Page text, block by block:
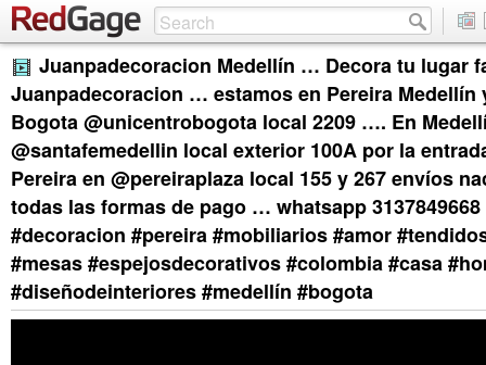
Juanpadecoracion Medellín … Decora tu lugar
Juanpadecoracion … estamos en Pereira Medellín
Bogota @unicentrobogota local 2209 …. En
@santafemedellin local exterior 100A por la
Pereira en @pereiraplaza local 155 y 267 envíos
todas las formas de pago … whatsapp
#decoracion #pereira #mobiliarios #amor
#mesas #espejosdecorativos #colombia #casa
#diseñodeinteriores #medellín #bogota